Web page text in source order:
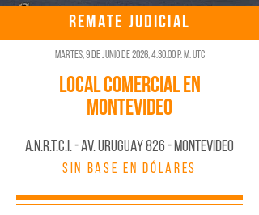
REMATE JUDICIAL
martes, 9 de junio de 2026, 4:30:00 p. m. UTC
Local Comercial en
Montevideo
A.N.R.T.C.I. - AV. URUGUAY 826 - MONTEVIDEO
SIN BASE EN DÓLARES